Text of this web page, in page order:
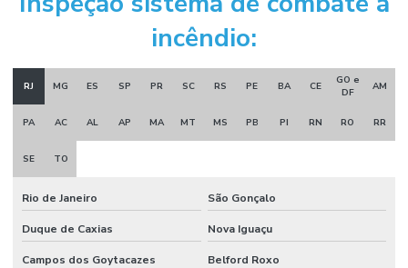
Manutenção sistema de alarme de incêndio
Manutenção sistema de incêndio
Montagem e desmontagem industrial
Montagem de estrutura metálica
incêndio:
RJ MG ES SP PR SC RS PE BA CE
GO e
DF
AM
PA AC AL AP MA MT MS PB PI RN RO RR
SE TO
Rio de Janeiro São Gonçalo
Duque de Caxias Nova Iguaçu
Campos dos Goytacazes Belford Roxo